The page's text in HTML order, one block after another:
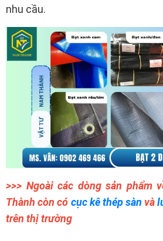
nhu cầu.
>>> Ngoài các dòng sản phẩm
Thành còn có cục kê thép sàn và
trên thị trường